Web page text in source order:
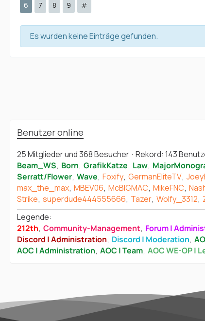
6
7 8 9 #
Es wurden keine Einträge gefunden.
Benutzer online
25 Mitglieder und 368 Besucher Rekord: 143
Beam_WS Born GrafikKatze Law
Serratt/Flower Wave Foxify GermanEliteTV
max_the_max MBEV06 McBIGMAC MikeFNC
Strike superdude444555666 Tazer Wolfy_3312
Legende
212th Community-Management Forum |
Discord | Administration Discord | Moderation
AOC | Administration AOC | Team AOC WE-OP |